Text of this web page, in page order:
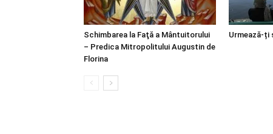
Schimbarea la Faţă a Mântuitorului
– Predica Mitropolitului Augustin de
Florina
Urmează-ți